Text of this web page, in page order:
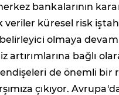
bankalarının
veriler küresel risk
olmaya
artırımlarına bağlı
de önemli bir
çıkıyor.